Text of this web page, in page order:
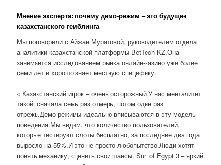
Мнение эксперта: почему демо-режим – это будущее
казахстанского гемблинга
Мы поговорили с Айжан Муратовой, руководителем отдела
аналитики казахстанской платформы BetTech KZ.Она
занимается исследованием рынка онлайн-казино уже более
семи лет и хорошо знает местную специфику.
« Казахстанский игрок – очень осторожный.У нас менталитет
такой: сначала семь раз отмерь, потом один раз
отрежь.Демо-режимы идеально вписываются в эту модель
поведения.Мы видим, что количество пользователей,
которые тестируют слоты бесплатно, за последние два года
выросло на 55%.И это не просто любопытство.Люди хотят
понять механику, оценить свои шансы. Sun of Egypt 3 – яркий